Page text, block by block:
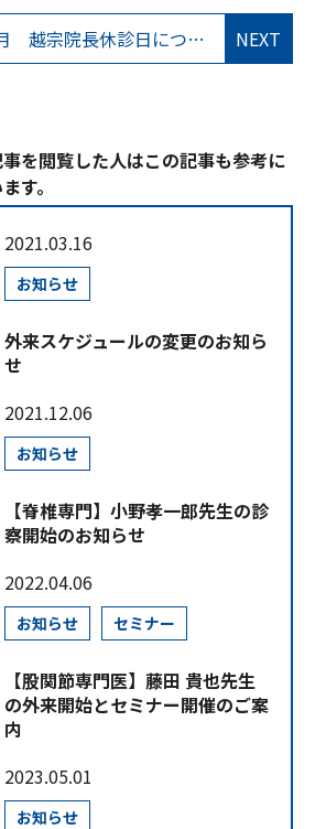
NEXT
【脊椎】2024年2月 越宗院長休診日について
を閲覧した人はこの記事も参考に
す。
2021.03.16
お知らせ
外来スケジュールの変更のお知ら
せ
2021.12.06
お知らせ
【脊椎専門】小野孝一郎先生の診
察開始のお知らせ
2022.04.06
お知らせ セミナー
【股関節専門医】藤田 貴也先生
の外来開始とセミナー開催のご案
内
2023.05.01
お知らせ